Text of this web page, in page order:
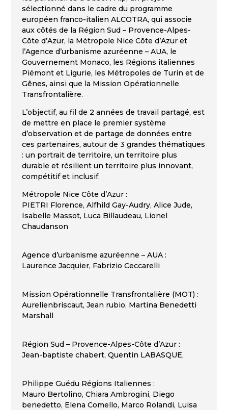
sélectionné dans le cadre du programme
européen franco-italien ALCOTRA, qui associe
aux côtés de la Région Sud – Provence-Alpes-
Côte d’Azur, la Métropole Nice Côte d’Azur et
l’Agence d’urbanisme azuréenne – AUA, le
Gouvernement Monaco, les Régions italiennes
Piémont et Ligurie, les Métropoles de Turin et de
Gênes, ainsi que la Mission Opérationnelle
Transfrontalière.
L’objectif, au fil de 2 années de travail partagé, est
de mettre en place le premier système
d’observation et de partage de données entre
ces partenaires, autour de 3 grandes thématiques
: un portrait de territoire, un territoire plus
durable et résilient un territoire plus innovant,
compétitif et inclusif.
Métropole Nice Côte d’Azur :
PIETRI Florence, Alfhild Gay-Audry, Alice Jude,
Isabelle Massot, Luca Billaudeau, Lionel
Chaudanson
Agence d’urbanisme azuréenne – AUA :
Laurence Jacquier, Fabrizio Ceccarelli
Mission Opérationnelle Transfrontalière (MOT) :
Aurelienbriscaut, Jean rubio, Martina Benedetti
Marshall
Région Sud – Provence-Alpes-Côte d’Azur :
Jean-baptiste chabert, Quentin LABASQUE,
Philippe Guédu Régions Italiennes :
Mauro Bertolino, Chiara Ambrogini, Diego
benedetto, Elena Comello, Marco Rolandi, Luisa